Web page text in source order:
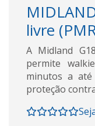
livre
A Midland
permite
minutos a
proteção